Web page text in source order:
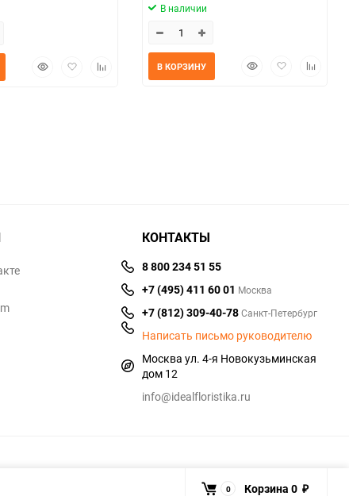
БыстрыйДобавитьДобавить
В наличии
БыстрыйДобавить
В КОРЗИНУ
КОНТАКТЫ
8 800 234 51 55
+7 (495) 411 60 01 Москва
+7 (812) 309-40-78Санкт-Петербург
Написать письмо руководителю
Москва ул. 4-я Новокузьминская
дом 12
info@idealfloristika.ru
0 Корзина 0 ₽